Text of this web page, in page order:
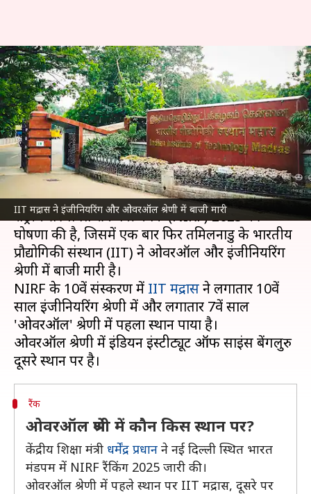
IIT मद्रास ने इंजीनियरिंग और ओवरऑल श्रेणी में बाजी मारी
शिक्षा मंत्रालय ने जारी की NIRF 2025
रैंकिंग, देश में ये इंजीनियरिंग कॉलेज
शीर्ष पर
लेखन गजेंद्र Sep 04, 2025 02:22 pm
क्या है खबर?
शिक्षा मंत्रालयने गुरुवार को देश के शिक्षण संस्थानों के लिए
राष्ट्रीय संस्थागत रैंकिंग फ्रेमवर्क (NIRF) 2025 की
घोषणा की है, जिसमें एक बार फिर तमिलनाडु के भारतीय
प्रौद्योगिकी संस्थान (IIT) ने ओवरऑल और इंजीनियरिंग
श्रेणी में बाजी मारी है।
NIRF के 10वें संस्करण में IIT मद्रासने लगातार 10वें
साल इंजीनियरिंग श्रेणी में और लगातार 7वें साल
'ओवरऑल' श्रेणी में पहला स्थान पाया है।
ओवरऑल श्रेणी में इंडियन इंस्टीट्यूट ऑफ साइंस बेंगलुरु
रैंक
ओवरऑल श्रेणी में कौन किस स्थान पर?
केंद्रीय शिक्षा मंत्री धर्मेंद्र प्रधान ने नई दिल्ली स्थित भारत
मंडपम में NIRF रैंकिंग 2025 जारी की।
ओवरऑल श्रेणी में पहले स्थान पर IIT मद्रास, दूसरे पर